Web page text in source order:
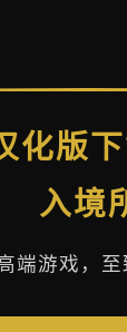
化版
入境
端游戏，